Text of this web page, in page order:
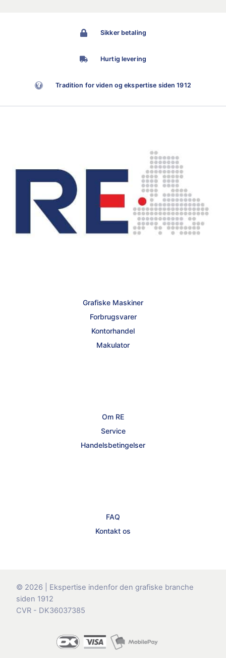
Sikker betaling
Hurtig levering
Tradition for viden og ekspertise siden 1912
Grafiske Maskiner
Forbrugsvarer
Kontorhandel
Makulator
Om RE
Service
Handelsbetingelser
FAQ
Kontakt os
© 2026 | Ekspertise indenfor den grafiske branche
siden 1912
CVR - DK36037385